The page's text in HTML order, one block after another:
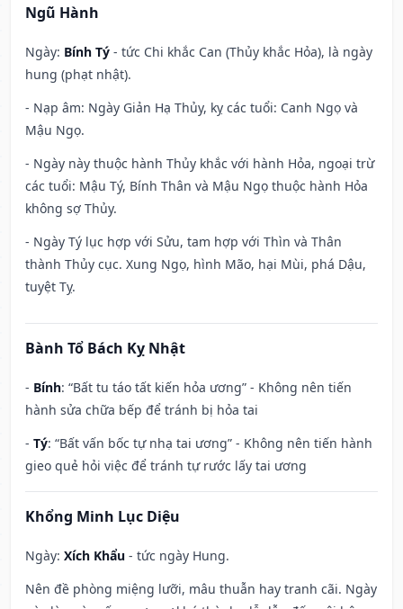
Ngũ Hành
Ngày: Bính Tý - tức Chi khắc Can (Thủy khắc Hỏa), là ngày
hung (phạt nhật).
- Nạp âm: Ngày Giản Hạ Thủy, kỵ các tuổi: Canh Ngọ và
Mậu Ngọ.
- Ngày này thuộc hành Thủy khắc với hành Hỏa, ngoại trừ
các tuổi: Mậu Tý, Bính Thân và Mậu Ngọ thuộc hành Hỏa
không sợ Thủy.
- Ngày Tý lục hợp với Sửu, tam hợp với Thìn và Thân
thành Thủy cục. Xung Ngọ, hình Mão, hại Mùi, phá Dậu,
tuyệt Tỵ.
Bành Tổ Bách Kỵ Nhật
- Bính: “Bất tu táo tất kiến hỏa ương” - Không nên tiến
hành sửa chữa bếp để tránh bị hỏa tai
- Tý: “Bất vấn bốc tự nhạ tai ương” - Không nên tiến hành
gieo quẻ hỏi việc để tránh tự rước lấy tai ương
Khổng Minh Lục Diệu
Ngày: Xích Khẩu - tức ngày Hung.
Nên đề phòng miệng lưỡi, mâu thuẫn hay tranh cãi. Ngày